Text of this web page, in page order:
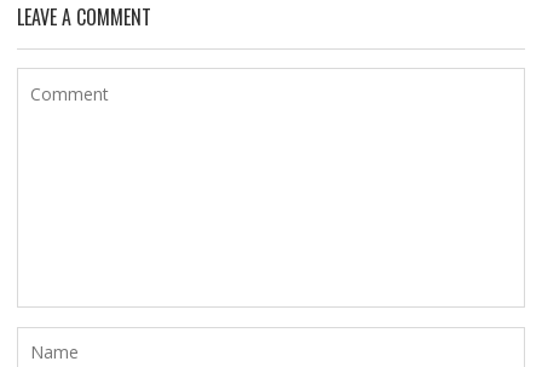
а
ц
и
с
LEAVE A COMMENT